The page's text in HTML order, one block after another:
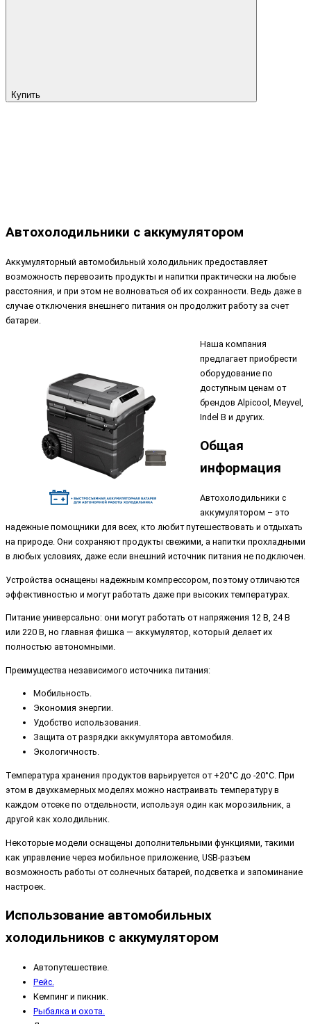
Купить
Автохолодильники с аккумулятором
Аккумуляторный автомобильный холодильник предоставляет
возможность перевозить продукты и напитки практически на любые
расстояния, и при этом не волноваться об их сохранности. Ведь даже в
случае отключения внешнего питания он продолжит работу за счет
батареи.
Наша компания
предлагает приобрести
оборудование по
доступным ценам от
брендов Alpicool, Meyvel,
Indel B и других.
Общая
информация
Автохолодильники с
аккумулятором – это
надежные помощники для всех, кто любит путешествовать и отдыхать
на природе. Они сохраняют продукты свежими, а напитки прохладными
в любых условиях, даже если внешний источник питания не подключен.
Устройства оснащены надежным компрессором, поэтому отличаются
эффективностью и могут работать даже при высоких температурах.
Питание универсально: они могут работать от напряжения 12 В, 24 В
или 220 В, но главная фишка — аккумулятор, который делает их
полностью автономными.
Преимущества независимого источника питания:
Мобильность.
Экономия энергии.
Удобство использования.
Защита от разрядки аккумулятора автомобиля.
Экологичность.
Температура хранения продуктов варьируется от +20°C до -20°C. При
этом в двухкамерных моделях можно настраивать температуру в
каждом отсеке по отдельности, используя один как морозильник, а
другой как холодильник.
Некоторые модели оснащены дополнительными функциями, такими
как управление через мобильное приложение, USB-разъем
возможность работы от солнечных батарей, подсветка и запоминание
настроек.
Использование автомобильных
холодильников с аккумулятором
Автопутешествие.
Рейс.
Кемпинг и пикник.
Рыбалка и охота.